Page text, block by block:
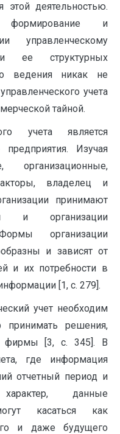
этой деятельностью.
и
управленческому
и ее структурных
ведения никак не
учета
тайной.
учета является
Изучая
организационные,
владелец и
принимают
и организации
организации
и зависят от
и их потребности в
[1, с. 279].
учет необходим
принимать решения,
фирмы [3, с. 345]. В
где информация
отчетный период и
данные
касаться как
и даже будущего